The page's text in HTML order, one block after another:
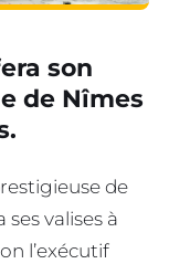
son
de Nîmes
de
valises à
l’exécutif